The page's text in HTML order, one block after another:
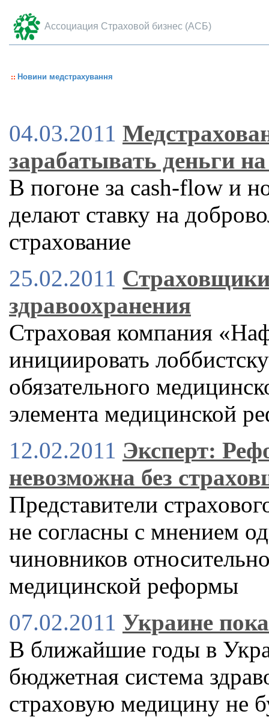
Ассоциация Страховой бизнес (АСБ)
Новини медстрахування
04.03.2011
зарабатывать деньги
В погоне за cash-flow и
делают ставку на
страхование
25.02.2011
здравоохранения
Страховая компания
инициировать
обязательного
элемента медицинской
12.02.2011 Эксперт:
невозможна без
Представители
не согласны с мнением
чиновников
медицинской реформы
07.02.2011 Украине
В ближайшие годы в
бюджетная система
страховую медицину не